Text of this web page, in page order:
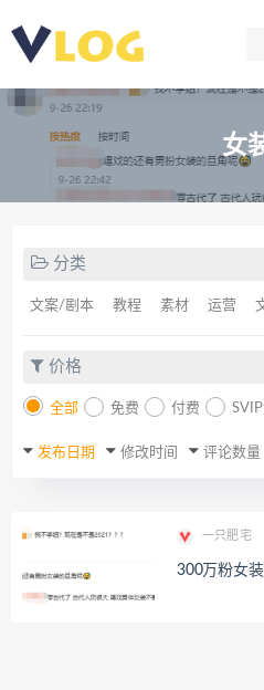
女
分类
文案/剧本 教程 素材 运营
价格
全部 免费 付费
发布日期 修改时间 评论数量
一只肥宅
300万粉女